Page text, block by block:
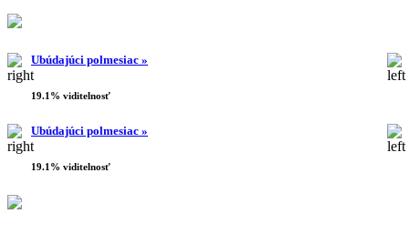
Ubúdajúci polmesiac »
19.1% viditelnosť
Ubúdajúci polmesiac »
19.1% viditelnosť